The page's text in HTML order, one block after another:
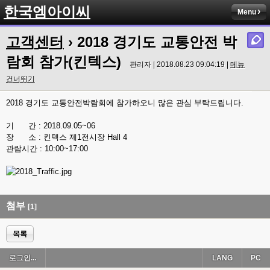
한국엠아이씨 Menu
고객센터 › 2018 경기도 교통안전 박
람회 참가(킨텍스)
관리자 | 2018.08.23 09:04:19 | 메뉴
건너뛰기
2018 경기도 교통안전박람회에 참가하오니 많은 관심 부탁드립니다.
기 간 : 2018.09.05~06
장 소 : 킨텍스 제1전시장 Hall 4
관람시간 : 10:00~17:00
첨부 [1]
목록
로그인... PC
LANG